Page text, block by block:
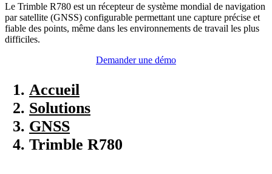
Le Trimble R780 est un récepteur de système mondial de navigation
par satellite (GNSS) configurable permettant une capture précise et
fiable des points, même dans les environnements de travail les plus
difficiles.
Demander une démo
Accueil
Solutions
GNSS
Trimble R780